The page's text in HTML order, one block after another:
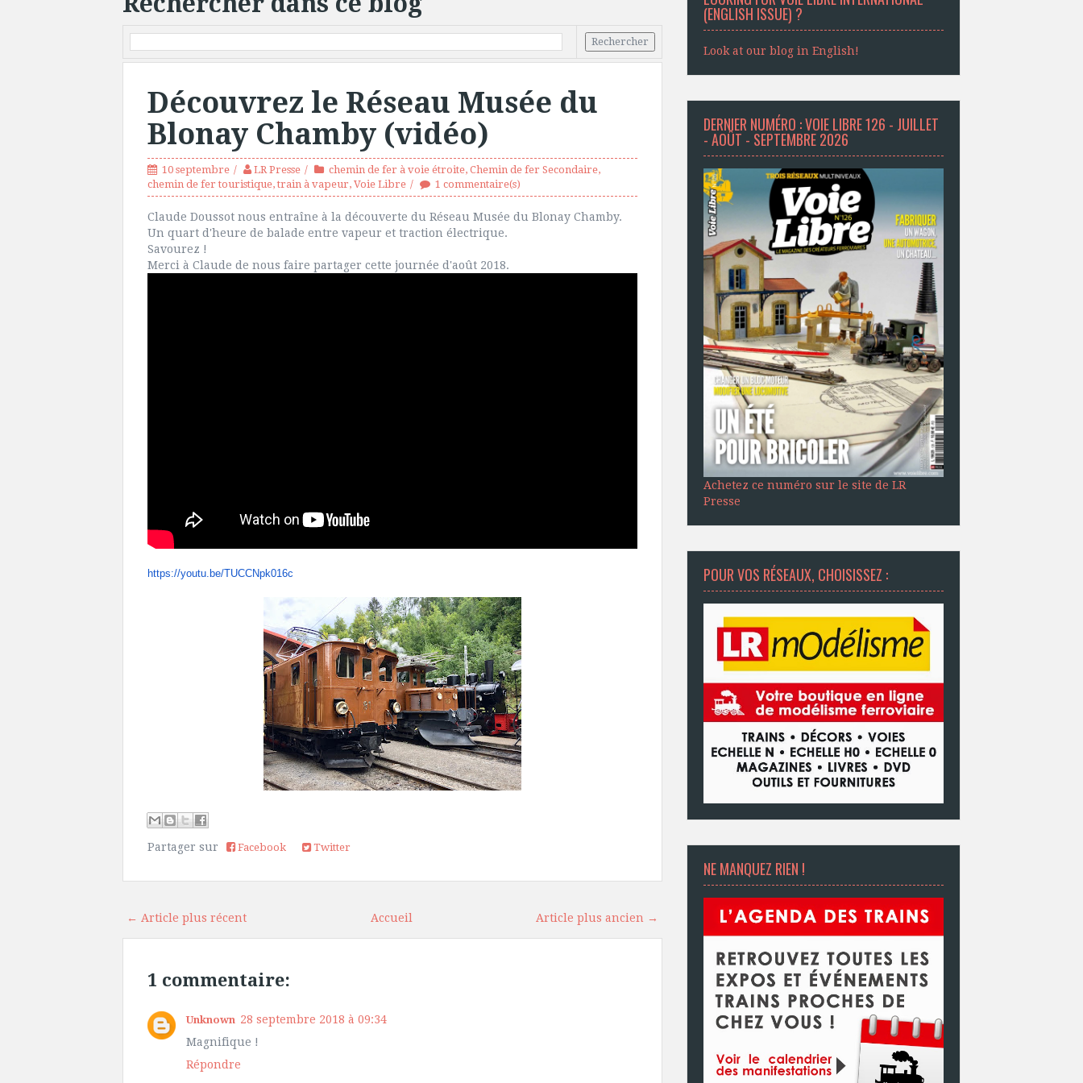
Découvrez le Réseau Musée du
Blonay Chamby (vidéo)
10 septembre LR Presse chemin de fer à voie étroite, Chemin de fer Secondaire,
chemin de fer touristique, train à vapeur, Voie Libre 1 commentaire(s)
Claude Doussot nous entraîne à la découverte du Réseau Musée du Blonay Chamby.
Un quart d'heure de balade entre vapeur et traction électrique.
Savourez !
Merci à Claude de nous faire partager cette journée d'août 2018.
https://youtu.be/TUCCNpk016c
Partager sur Facebook Twitter
← Article plus récent Article plus ancien →
Accueil
1 commentaire:
Unknown 28 septembre 2018 à 09:34
Magnifique !
Répondre
(ENGLISH ISSUE) ?
Look at our blog in English!
DERNIER NUMÉRO : VOIE LIBRE 126 - JUILLET
- AOÛT - SEPTEMBRE 2026
Achetez ce numéro sur le site de LR
Presse
POUR VOS RÉSEAUX, CHOISISSEZ :
NE MANQUEZ RIEN !